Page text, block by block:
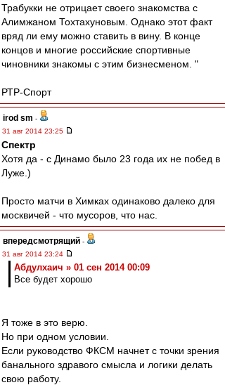
Трабукки не отрицает своего знакомства с
Алимжаном Тохтахуновым. Однако этот факт
вряд ли ему можно ставить в вину. В конце
концов и многие российские спортивные
чиновники знакомы с этим бизнесменом. "
РТР-Спорт
irod sm -
31 авг 2014 23:25
Спектр
Хотя да - с Динамо было 23 года их не побед в
Луже.)
Просто матчи в Химках одинаково далеко для
москвичей - что мусоров, что нас.
впередсмотрящий -
31 авг 2014 23:24
Абдулхаич » 01 сен 2014 00:09
Все будет хорошо
Я тоже в это верю.
Но при одном условии.
Если руководство ФКСМ начнет с точки зрения
банального здравого смысла и логики делать
свою работу.